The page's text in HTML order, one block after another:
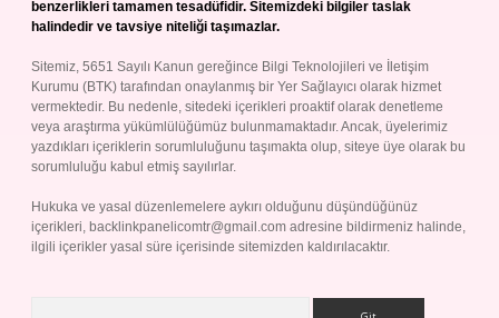
benzerlikleri tamamen tesadüfidir. Sitemizdeki bilgiler taslak
halindedir ve tavsiye niteliği taşımazlar.
Sitemiz, 5651 Sayılı Kanun gereğince Bilgi Teknolojileri ve İletişim
Kurumu (BTK) tarafından onaylanmış bir Yer Sağlayıcı olarak hizmet
vermektedir. Bu nedenle, sitedeki içerikleri proaktif olarak denetleme
veya araştırma yükümlülüğümüz bulunmamaktadır. Ancak, üyelerimiz
yazdıkları içeriklerin sorumluluğunu taşımakta olup, siteye üye olarak bu
sorumluluğu kabul etmiş sayılırlar.
Hukuka ve yasal düzenlemelere aykırı olduğunu düşündüğünüz
içerikleri, backlinkpanelicomtr@gmail.com adresine bildirmeniz halinde,
ilgili içerikler yasal süre içerisinde sitemizden kaldırılacaktır.